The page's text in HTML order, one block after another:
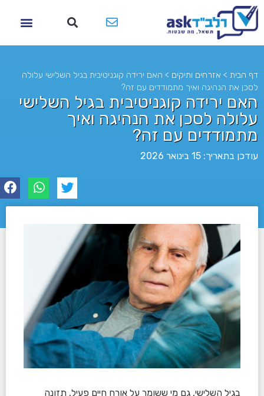
דף הבית > אזרחים ותיקים > האם ירידה קוגניטיבית בגיל השלישי עלולה
לסכן את הנהיגה ואיך מתמודדים עם זה?
האם ירידה קוגניטיבית בגיל השלישי
עלולה לסכן את הנהיגה ואיך
מתמודדים עם זה?
עודכן בתאריך: 15 בינואר 2026
לא
בגיל השלישי, גם מי ששומר על אורח חיים פעיל, תזונה